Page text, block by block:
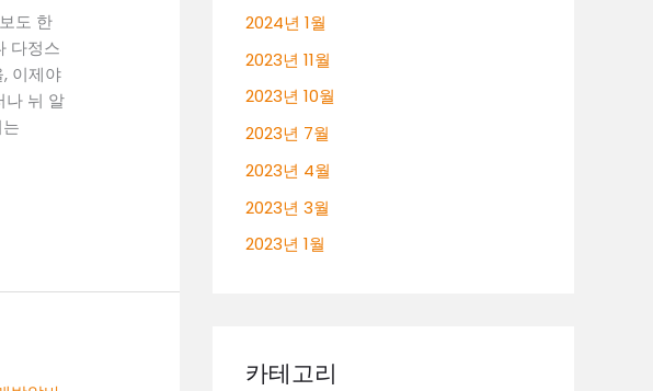
도 한
다정스
이제야
나 뉘 알
2024년 1월
2023년 11월
2023년 10월
2023년 7월
2023년 4월
2023년 3월
2023년 1월
카테고리